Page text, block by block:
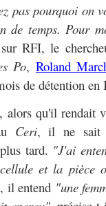
pas pourquoi on
de temps. Pour
RFI, le
Po, Roland
de détention en
alors qu'il rendait
Ceri, il ne sait
tard. "J'ai
et la pièce
il entend "une